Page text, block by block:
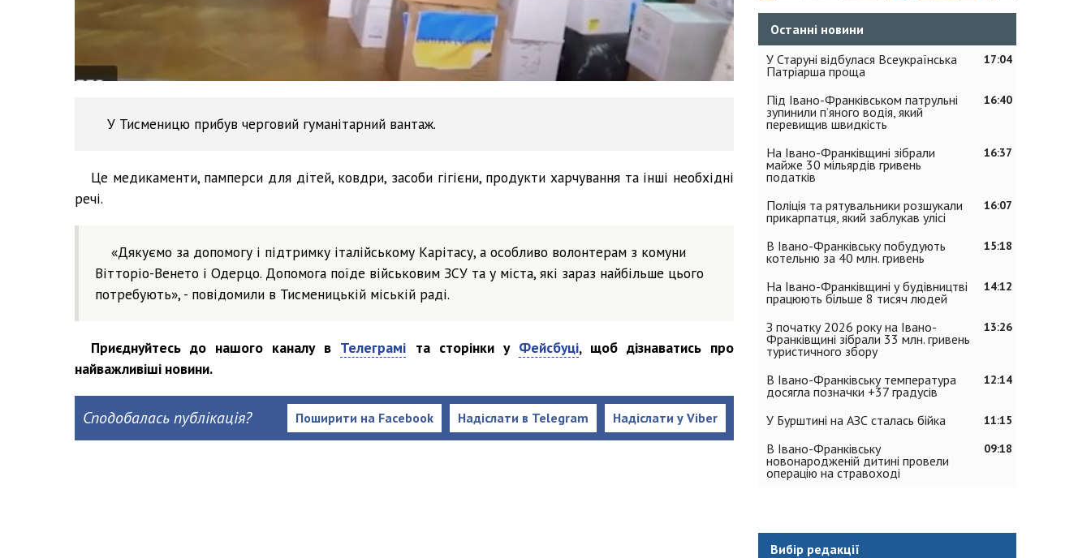
У Тисменицю прибув черговий гуманітарний вантаж.
Це медикаменти, памперси для дітей, ковдри, засоби гігієни, продукти харчування та інші необхідні
речі.
«Дякуємо за допомогу і підтримку італійському Карітасу, а особливо волонтерам з комуни
Вітторіо-Венето і Одерцо. Допомога поїде військовим ЗСУ та у міста, які зараз найбільше цього
потребують», - повідомили в Тисменицькій міській раді.
Приєднуйтесь до нашого каналу в Телеграмі та сторінки у Фейсбуці, щоб дізнаватись про
найважливіші новини.
Сподобалась публікація? Надіслати у Viber
Надіслати в Telegram
Поширити на Facebook
Останні новини
17:04
У Старуні відбулася Всеукраїнська
Патріарша проща
16:40
Під Івано-Франківськом патрульні
зупинили п’яного водія, який
перевищив швидкість
16:37
На Івано-Франківщині зібрали
майже 30 мільярдів гривень
податків
16:07
Поліція та рятувальники розшукали
прикарпатця, який заблукав улісі
15:18
В Івано-Франківську побудують
котельню за 40 млн. гривень
14:12
На Івано-Франківщині у будівництві
працюють більше 8 тисяч людей
13:26
З початку 2026 року на Івано-
Франківщині зібрали 33 млн. гривень
туристичного збору
12:14
В Івано-Франківську температура
досягла позначки +37 градусів
11:15
У Бурштині на АЗС сталась бійка
09:18
В Івано-Франківську
новонародженій дитині провели
операцію на стравоході
Вибір редакції